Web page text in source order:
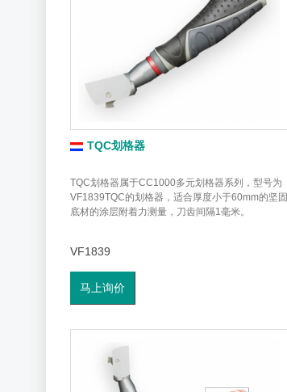
TQC划格器
TQC划格器属于CC1000多元划格器系列，型号为
VF1839TQC的划格器，适合厚度小于60mm的坚固
底材的涂层附着力测量，刀齿间隔1毫米。
VF1839
马上询价